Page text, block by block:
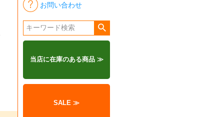
お問い合わせ
当店に在庫のある商品 ≫
SALE ≫